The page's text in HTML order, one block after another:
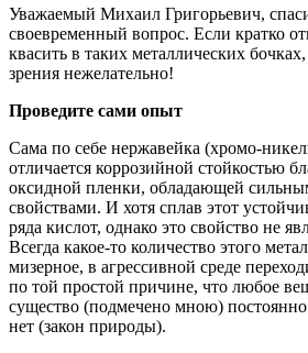
Уважаемый Михаил Григорьевич,
своевременный вопрос. Если кратко
квасить в таких металлических
зрения нежелательно!
Проведите сами опыт
Сама по себе нержавейка (хромо-
отличается коррозийной стойкостью
оксидной пленки, обладающей
свойствами. И хотя сплав этот
ряда кислот, однако это свойство не
Всегда какое-то количество этого
мизерное, в агрессивной среде
по той простой причине, что любое
существо (подмечено мною) постоянно
нет (закон природы).